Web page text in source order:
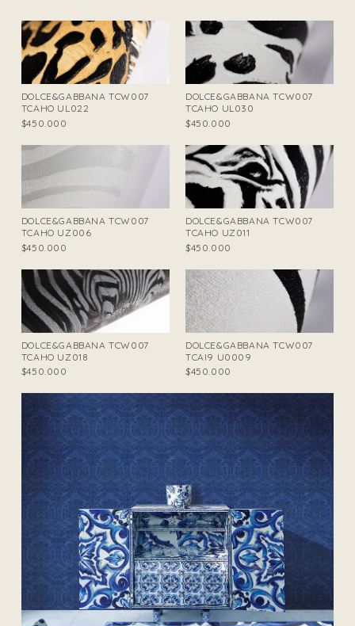
DOLCE&GABBANA TCW007
TCAHO UL022
$450.000
DOLCE&GABBANA TCW007
TCAHO UL030
$450.000
DOLCE&GABBANA TCW007
TCAHO UZ006
$450.000
DOLCE&GABBANA TCW007
TCAHO UZ011
$450.000
DOLCE&GABBANA TCW007
TCAHO UZ018
$450.000
DOLCE&GABBANA TCW007
TCAI9 U0009
$450.000